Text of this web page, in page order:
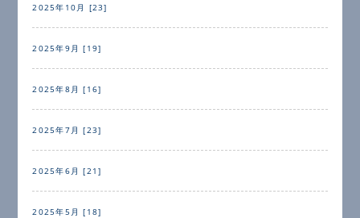
2025年10月 [23]
2025年9月 [19]
2025年8月 [16]
2025年7月 [23]
2025年6月 [21]
2025年5月 [18]